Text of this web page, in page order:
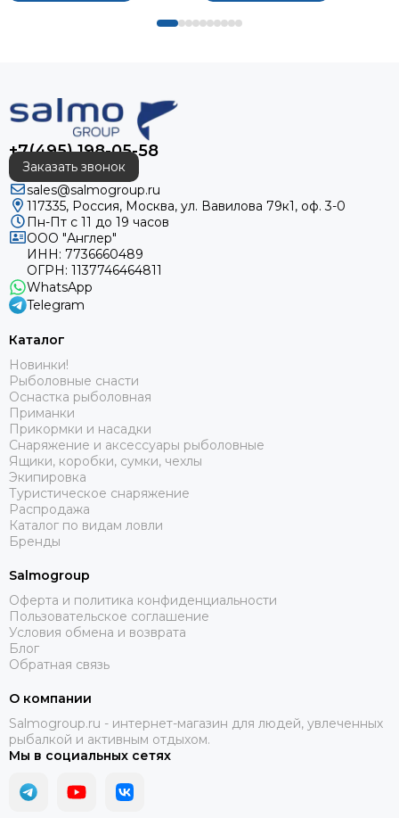
+7(495) 198-05-58
Заказать звонок
sales@salmogroup.ru
117335, Россия, Москва, ул. Вавилова 79к1, оф. 3-0
Пн-Пт с 11 до 19 часов
ООО "Англер"
ИНН: 7736660489
ОГРН: 1137746464811
WhatsApp
Telegram
Каталог
Новинки!
Рыболовные снасти
Оснастка рыболовная
Приманки
Прикормки и насадки
Снаряжение и аксессуары рыболовные
Ящики, коробки, сумки, чехлы
Экипировка
Туристическое снаряжение
Распродажа
Каталог по видам ловли
Бренды
Salmogroup
Оферта и политика конфиденциальности
Пользовательское соглашение
Условия обмена и возврата
Блог
Обратная связь
О компании
Salmogroup.ru - интернет-магазин для людей, увлеченных
рыбалкой и активным отдыхом.
Мы в социальных сетях